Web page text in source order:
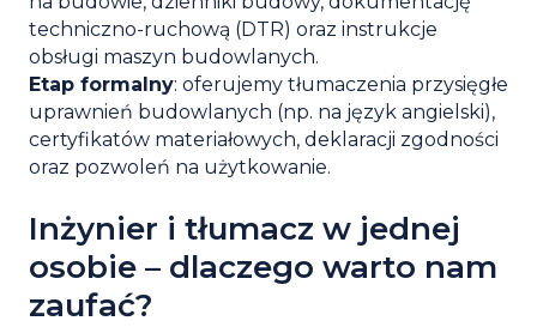
techniczno-ruchową (DTR) oraz instrukcje
obsługi maszyn budowlanych.
Etap formalny: oferujemy tłumaczenia przysięgłe
uprawnień budowlanych (np. na język angielski),
certyfikatów materiałowych, deklaracji zgodności
oraz pozwoleń na użytkowanie.
Inżynier i tłumacz w jednej
osobie – dlaczego warto nam
zaufać?